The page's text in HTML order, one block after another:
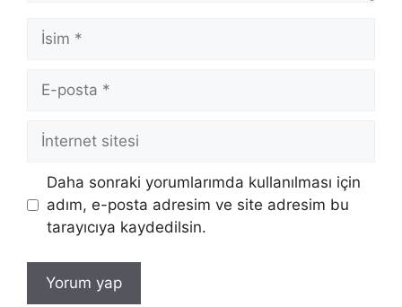
İsim
posta
İnternet
Daha sonraki yorumlarımda kullanılması için
adım, e-posta adresim ve site adresim bu
tarayıcıya kaydedilsin.